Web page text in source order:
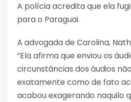
A polícia acredita que ela
para o Paraguai.
A advogada de Carolina,
“Ela afirma que enviou os
circunstâncias dos áudios
exatamente como de fato
acabou exagerando naquilo